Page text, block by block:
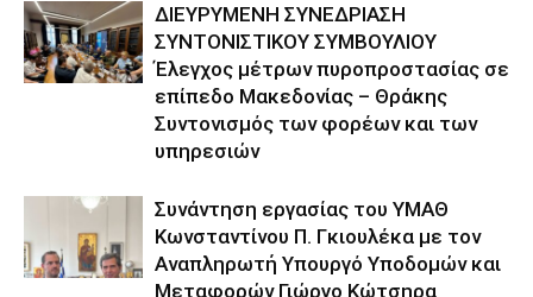
ΔΙΕΥΡΥΜΕΝΗ ΣΥΝΕΔΡΙΑΣΗ
ΣΥΝΤΟΝΙΣΤΙΚΟΥ ΣΥΜΒΟΥΛΙΟΥ
Έλεγχος μέτρων πυροπροστασίας σε
επίπεδο Μακεδονίας – Θράκης
Συντονισμός των φορέων και των
υπηρεσιών
Συνάντηση εργασίας του ΥΜΑΘ
Κωνσταντίνου Π. Γκιουλέκα με τον
Αναπληρωτή Υπουργό Υποδομών και
Μεταφορών Γιώργο Κώτσηρα